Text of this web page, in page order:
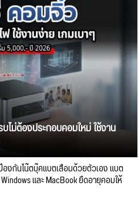
ม่ต้องประกอบคอมใหม่ ใช้งาน
งกันโน๊ตบุ๊คแบตเสื่อมด้วยตัวเอง แบต
และ MacBook ยืดอายุคอมให้